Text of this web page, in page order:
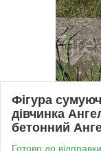
Фігура
дівчинка
бетонний
Готово до відправки